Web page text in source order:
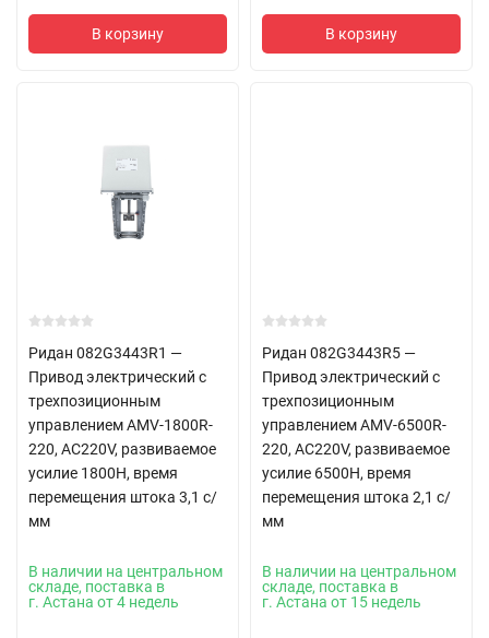
В корзину В корзину
Ридан 082G3443R1 —
Привод электрический с
трехпозиционным
управлением AMV-1800R-
220, AC220V, развиваемое
усилие 1800Н, время
перемещения штока 3,1 с/
мм
В наличии на центральном
складе, поставка в
г. Астана от 4 недель
Ридан 082G3443R5 —
Привод электрический с
трехпозиционным
управлением AMV-6500R-
220, AC220V, развиваемое
усилие 6500Н, время
перемещения штока 2,1 с/
мм
В наличии на центральном
складе, поставка в
г. Астана от 15 недель